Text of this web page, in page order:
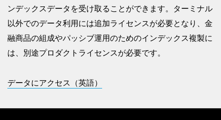
ンデックスデータを受け取ることができます。ターミナル
以外でのデータ利用には追加ライセンスが必要となり、金
融商品の組成やパッシブ運用のためのインデックス複製に
は、別途プロダクトライセンスが必要です。
データにアクセス（英語）